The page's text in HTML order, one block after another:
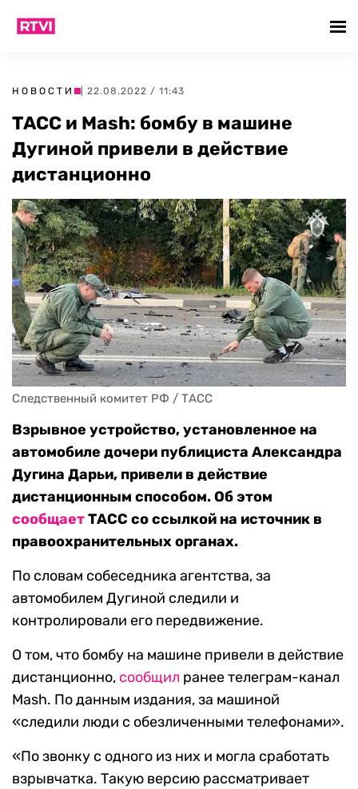
НОВОСТИ | 22.08.2022 / 11:43
ТАСС и Mash: бомбу в машине
Дугиной привели в действие
дистанционно
Следственный комитет РФ / ТАСС
Взрывное устройство, установленное на
автомобиле дочери публициста Александра
Дугина Дарьи, привели в действие
дистанционным способом. Об этом
сообщаетТАСС со ссылкой на источник в
правоохранительных органах.
По словам собеседника агентства, за
автомобилем Дугиной следили и
контролировали его передвижение.
О том, что бомбу на машине привели в действие
дистанционно, сообщил ранее телеграм-канал
Mash. По данным издания, за машиной
«следили люди с обезличенными телефонами».
«По звонку с одного из них и могла сработать
взрывчатка. Такую версию рассматривает